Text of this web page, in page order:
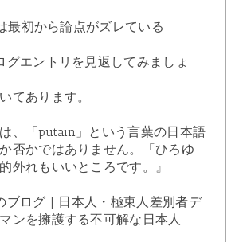
最初から論点がズレている
グエントリを見返してみましょ
てあります。
は、「putain」という言葉の日本語
否かではありません。「ひろゆ
外れもいいところです。』
ブログ | 日本人・極東人差別者デ
ンを擁護する不可解な日本人